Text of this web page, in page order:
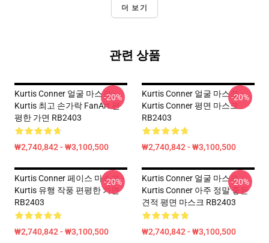
더 보기
관련 상품
Kurtis Conner 얼굴 마스크 -
Kurtis 최고 손가락 FanArt 편
평한 가면 RB2403
₩2,740,842 - ₩3,100,500
-20%
Kurtis Conner 얼굴 마스크 -
Kurtis Conner 평면 마스크
RB2403
₩2,740,842 - ₩3,100,500
-20%
Kurtis Conner 페이스 마스크 -
Kurtis 유행 작풍 편평한 가면
RB2403
₩2,740,842 - ₩3,100,500
-20%
Kurtis Conner 얼굴 마스크 -
Kurtis Conner 아주 정말 좋은
견적 평면 마스크 RB2403
₩2,740,842 - ₩3,100,500
-20%